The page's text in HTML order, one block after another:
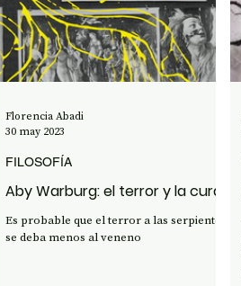
Aby Warburg: el terror y la cura
Es probable que el terror a las serpientes
se deba menos al veneno
FILOSOFÍA
Florencia Abadi
30 may 2023